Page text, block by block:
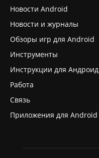
Новости Android
Новости и журналы
Обзоры игр для Android
Инструменты
Инструкции для Андроид
Работа
Связь
Приложения для Android